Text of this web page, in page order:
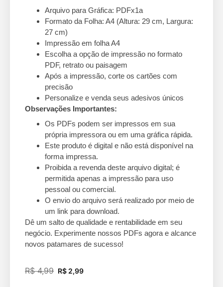
Arquivo para Gráfica: PDFx1a
Formato da Folha: A4 (Altura: 29 cm, Largura:
27 cm)
Impressão em folha A4
Escolha a opção de impressão no formato
PDF, retrato ou paisagem
Após a impressão, corte os cartões com
precisão
Personalize e venda seus adesivos únicos
Observações Importantes:
Os PDFs podem ser impressos em sua
própria impressora ou em uma gráfica rápida.
Este produto é digital e não está disponível na
forma impressa.
Proibida a revenda deste arquivo digital; é
permitida apenas a impressão para uso
pessoal ou comercial.
O envio do arquivo será realizado por meio de
um link para download.
Dê um salto de qualidade e rentabilidade em seu
negócio. Experimente nossos PDFs agora e alcance
novos patamares de sucesso!
R$4,99 R$ 2,99